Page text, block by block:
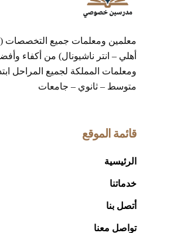
معلمين ومعلمات جميع التخصصات
أهلي – انتر ناشيونال) من أكفاء
ومعلمات المملكة لجميع المراحل
متوسط – ثانوي – جامعات
قائمة الموقع
الرئيسية
خدماتنا
أتصل بنا
تواصل معنا